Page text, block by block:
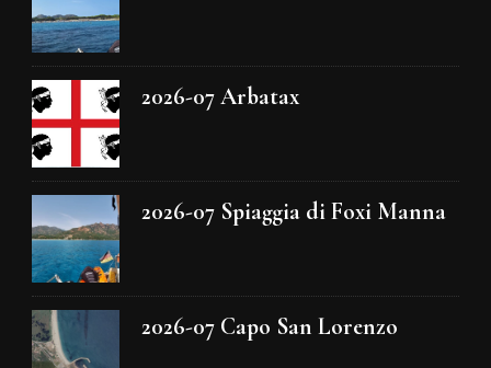
2026-07 Arbatax
2026-07 Spiaggia di Foxi Manna
2026-07 Capo San Lorenzo